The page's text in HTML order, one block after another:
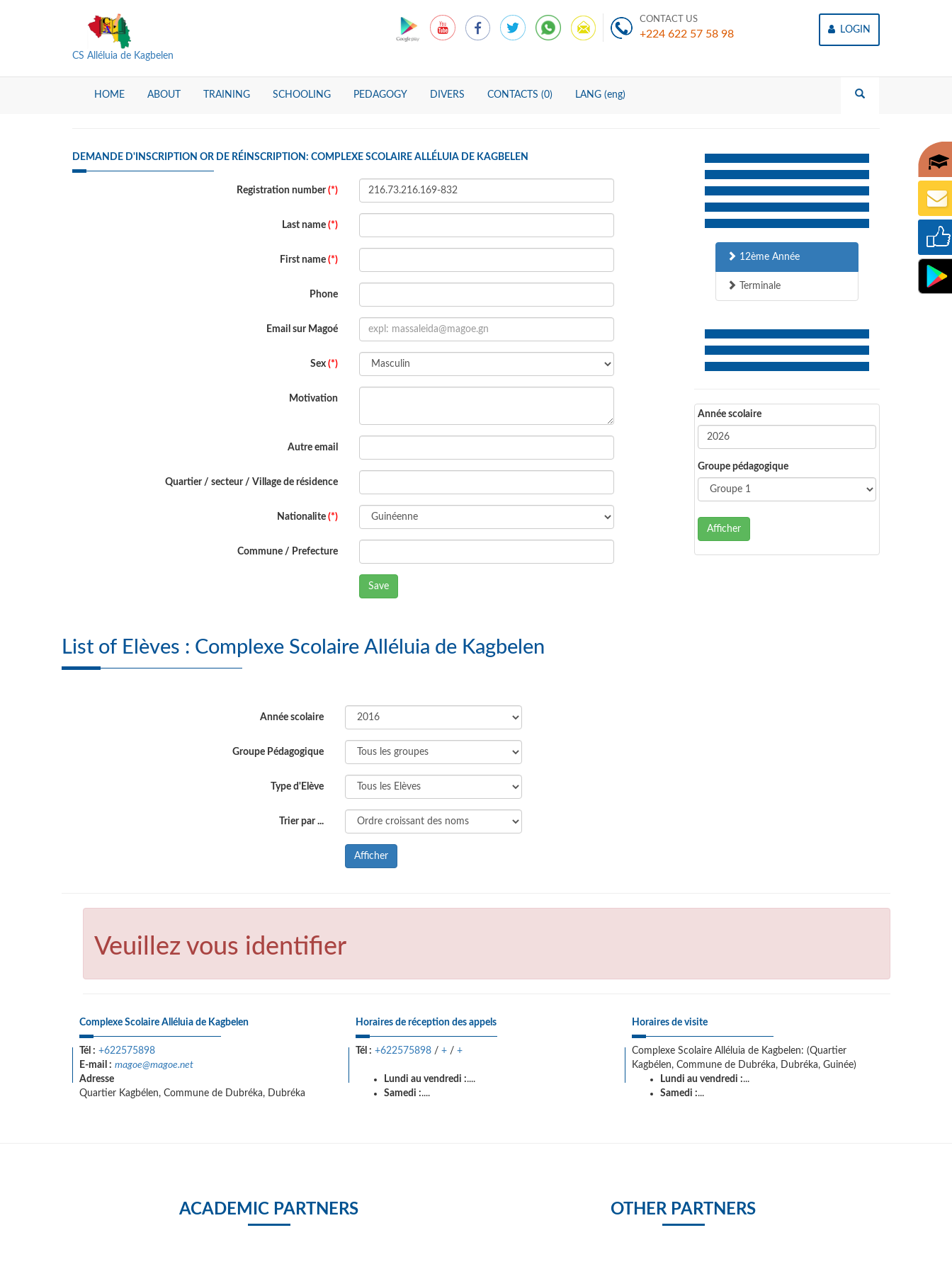
CS Alléluia de Kagbelen
CONTACT US
+224 622 57 58 98 LOGIN
HOME ABOUT TRAINING SCHOOLING PEDAGOGY DIVERS CONTACTS (0) LANG (eng)
DEMANDE D'INSCRIPTION OR DE RÉINSCRIPTION: COMPLEXE SCOLAIRE ALLÉLUIA DE KAGBELEN
Registration number(*)
Last name (*)
First name (*)
Phone
Email sur Magoé
Sex (*)
Motivation
Autre email
Quartier / secteur / Village de résidence
Nationalite (*)
Commune / Prefecture
Save
12ème Année
Terminale
Année scolaire
Groupe pédagogique
Afficher
List of Elèves : Complexe Scolaire Alléluia de Kagbelen
Année scolaire
Groupe Pédagogique
Type d'Elève
Trier par ...
Afficher
Veuillez vous identifier
Complexe Scolaire Alléluia de Kagbelen
Tél : +622575898
E-mail : magoe@magoe.net
Adresse
Quartier Kagbélen, Commune de Dubréka, Dubréka
Horaires de réception des appels
Tél : +622575898 / + / +
Lundi au vendredi :....
Samedi :....
Horaires de visite
Complexe Scolaire Alléluia de Kagbelen: (Quartier
Kagbélen, Commune de Dubréka, Dubréka, Guinée)
Lundi au vendredi :...
Samedi :...
ACADEMIC PARTNERS OTHER PARTNERS